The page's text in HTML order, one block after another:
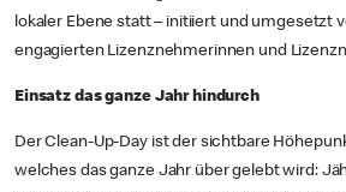
lokaler Ebene statt – initiiert und umgesetzt
engagierten Lizenznehmerinnen und
Einsatz das ganze Jahr hindurch
Der Clean-Up-Day ist der sichtbare
welches das ganze Jahr über gelebt wird: